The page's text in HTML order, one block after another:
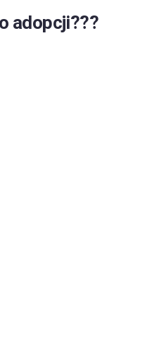
adopcji???